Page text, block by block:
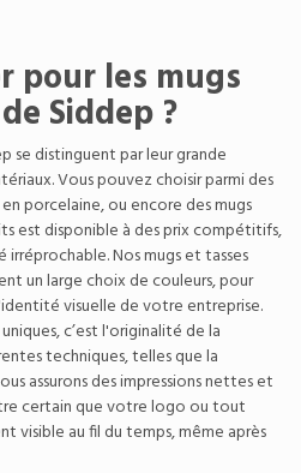
pour les mugs
Siddep ?
se distinguent par leur grande
Vous pouvez choisir parmi des
porcelaine, ou encore des mugs
est disponible à des prix compétitifs,
Nos mugs et tasses
un large choix de couleurs, pour
visuelle de votre entreprise.
c’est l'originalité de la
techniques, telles que la
assurons des impressions nettes et
certain que votre logo ou tout
visible au fil du temps, même après